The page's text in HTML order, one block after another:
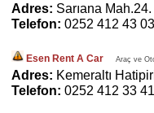
Adres: Sarıana
Telefon: 0252 412 43 03
Esen Rent A Car Araç ve
Adres: Kemeraltı
Telefon: 0252 412 33 41